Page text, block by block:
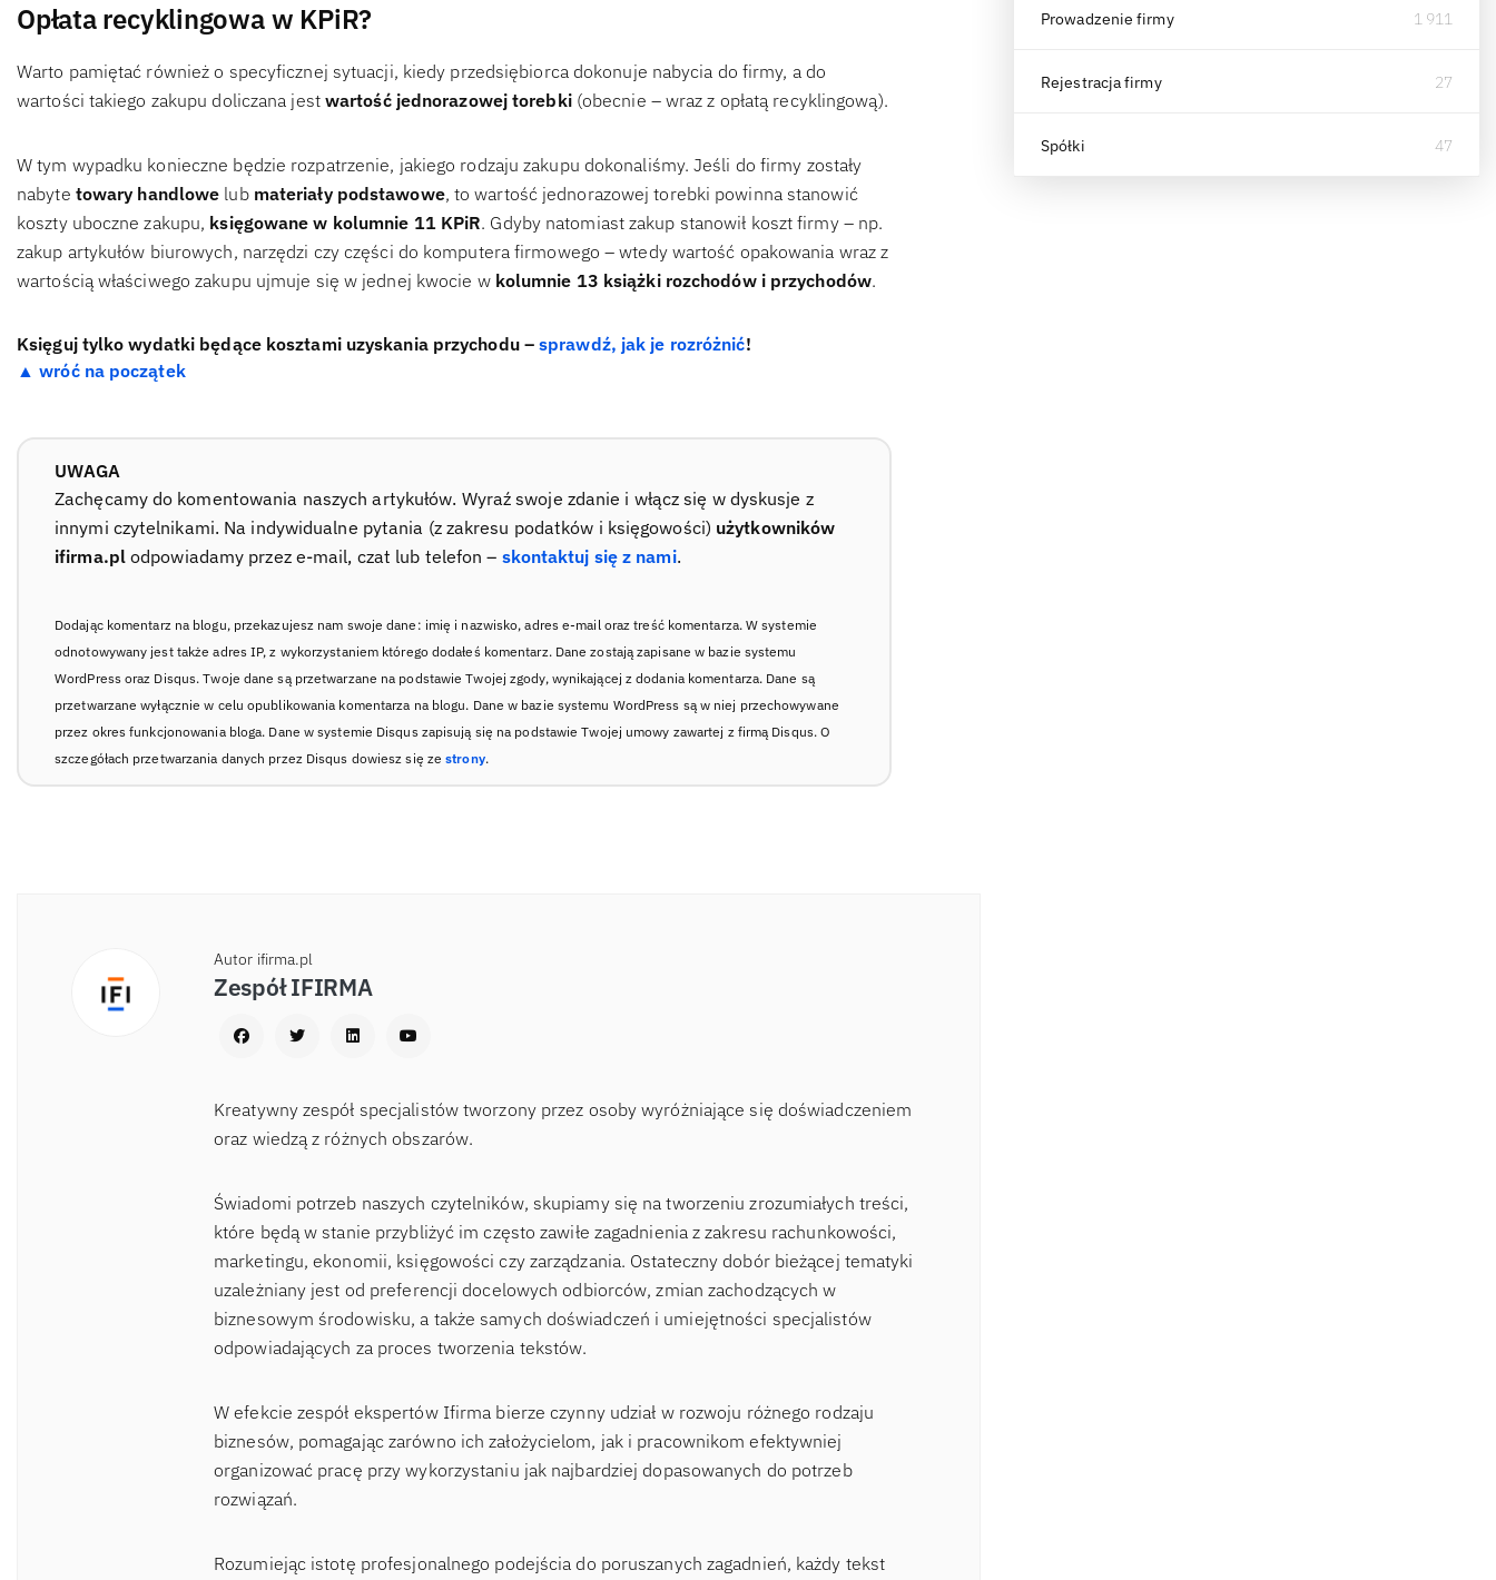
Opłata recyklingowa w KPiR?
Warto pamiętać również o specyficznej sytuacji, kiedy przedsiębiorca dokonuje nabycia do firmy, a do
wartości takiego zakupu doliczana jest wartość jednorazowej torebki(obecnie – wraz z opłatą recyklingową).
W tym wypadku konieczne będzie rozpatrzenie, jakiego rodzaju zakupu dokonaliśmy. Jeśli do firmy zostały
nabyte towary handlowe lub materiały podstawowe, to wartość jednorazowej torebki powinna stanowić
koszty uboczne zakupu, księgowane w kolumnie 11 KPiR. Gdyby natomiast zakup stanowił koszt firmy – np.
zakup artykułów biurowych, narzędzi czy części do komputera firmowego – wtedy wartość opakowania wraz z
wartością właściwego zakupu ujmuje się w jednej kwocie w kolumnie 13 książki rozchodów i przychodów.
Księguj tylko wydatki będące kosztami uzyskania przychodu –sprawdź, jak je rozróżnić!
▲ wróć na początek
UWAGA
Zachęcamy do komentowania naszych artykułów. Wyraź swoje zdanie i włącz się w dyskusje z
innymi czytelnikami. Na indywidualne pytania (z zakresu podatków i księgowości) użytkowników
ifirma.plodpowiadamy przez e-mail, czat lub telefon – skontaktuj się z nami.
Dodając komentarz na blogu, przekazujesz nam swoje dane: imię i nazwisko, adres e-mail oraz treść komentarza. W systemie
odnotowywany jest także adres IP, z wykorzystaniem którego dodałeś komentarz. Dane zostają zapisane w bazie systemu
WordPress oraz Disqus. Twoje dane są przetwarzane na podstawie Twojej zgody, wynikającej z dodania komentarza. Dane są
przetwarzane wyłącznie w celu opublikowania komentarza na blogu. Dane w bazie systemu WordPress są w niej przechowywane
przez okres funkcjonowania bloga. Dane w systemie Disqus zapisują się na podstawie Twojej umowy zawartej z firmą Disqus. O
szczegółach przetwarzania danych przez Disqus dowiesz się zestrony.
Autor ifirma.pl
Zespół IFIRMA
Kreatywny zespół specjalistów tworzony przez osoby wyróżniające się doświadczeniem
oraz wiedzą z różnych obszarów.
Świadomi potrzeb naszych czytelników, skupiamy się na tworzeniu zrozumiałych treści,
które będą w stanie przybliżyć im często zawiłe zagadnienia z zakresu rachunkowości,
marketingu, ekonomii, księgowości czy zarządzania. Ostateczny dobór bieżącej tematyki
uzależniany jest od preferencji docelowych odbiorców, zmian zachodzących w
biznesowym środowisku, a także samych doświadczeń i umiejętności specjalistów
odpowiadających za proces tworzenia tekstów.
W efekcie zespół ekspertów Ifirma bierze czynny udział w rozwoju różnego rodzaju
biznesów, pomagając zarówno ich założycielom, jak i pracownikom efektywniej
organizować pracę przy wykorzystaniu jak najbardziej dopasowanych do potrzeb
rozwiązań.
Rozumiejąc istotę profesjonalnego podejścia do poruszanych zagadnień, każdy tekst
Prowadzenie firmy 1 911
Rejestracja firmy 27
Spółki 47